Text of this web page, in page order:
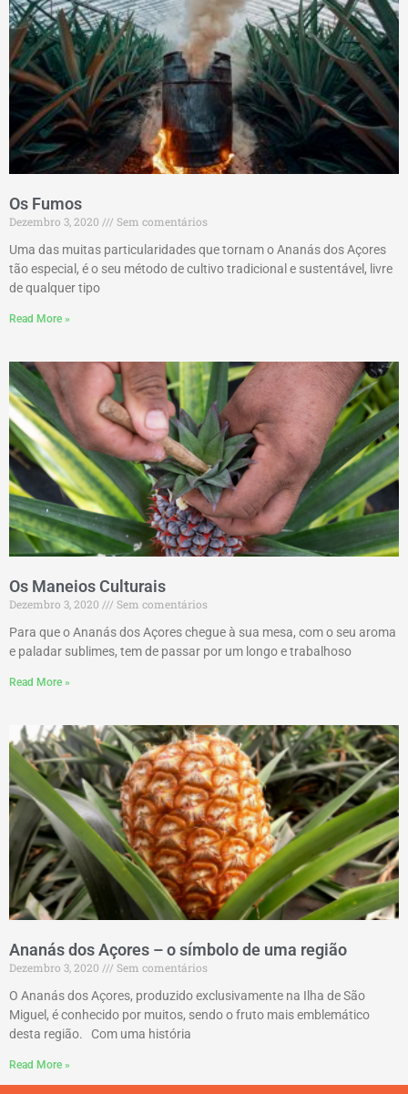
Os Fumos
Dezembro 3, 2020
Sem comentários
Uma das muitas particularidades que tornam o Ananás dos Açores
tão especial, é o seu método de cultivo tradicional e sustentável, livre
de qualquer tipo
Read More »
Os Maneios Culturais
Dezembro 3, 2020
Sem comentários
Para que o Ananás dos Açores chegue à sua mesa, com o seu aroma
e paladar sublimes, tem de passar por um longo e trabalhoso
Read More »
Ananás dos Açores – o símbolo de uma região
Dezembro 3, 2020
Sem comentários
O Ananás dos Açores, produzido exclusivamente na Ilha de São
Miguel, é conhecido por muitos, sendo o fruto mais emblemático
desta região. Com uma história
Read More »